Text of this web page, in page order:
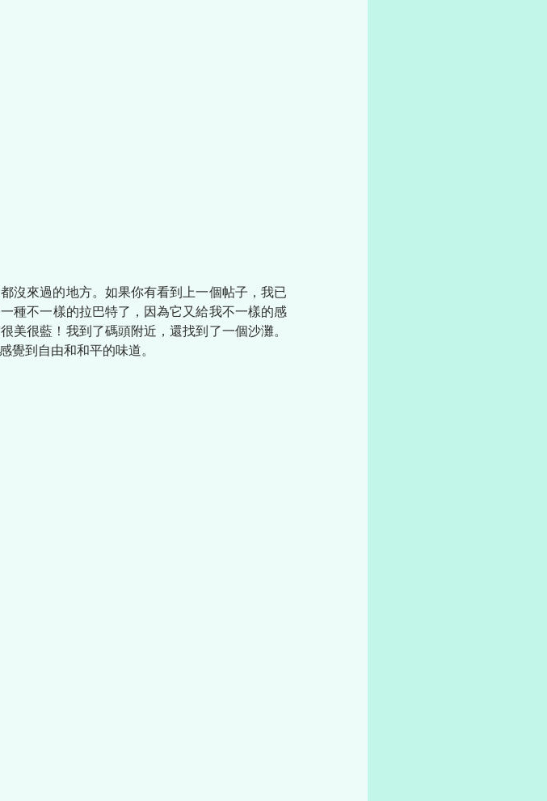
沒來過的地方。如果你有看到上一個帖子，我已
種不一樣的拉巴特了，因為它又給我不一樣的感
很藍！我到了碼頭附近，還找到了一個沙灘。
到自由和和平的味道。